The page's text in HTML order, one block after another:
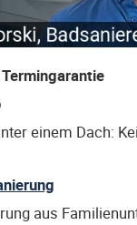
Termingarantie
einem Dach:
aus